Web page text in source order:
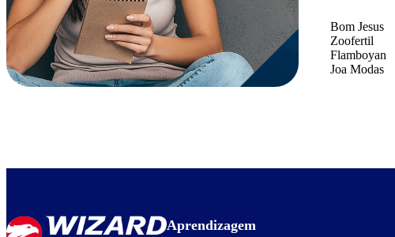
Bom Jesus
Zoofertil
Flamboyan
Joa Modas
Aprendizagem